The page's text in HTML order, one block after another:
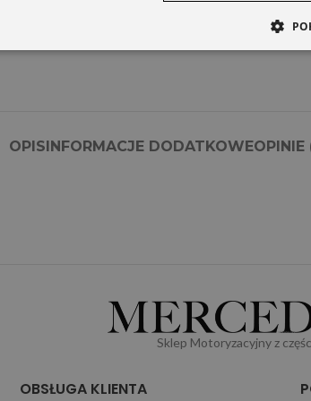
OPIS INFORMACJE DODATKOWEOPINIE
Sklep Motoryzacyjny z
OBSŁUGA KLIENTA